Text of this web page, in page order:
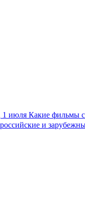
1 июля Какие фильмы
российские и